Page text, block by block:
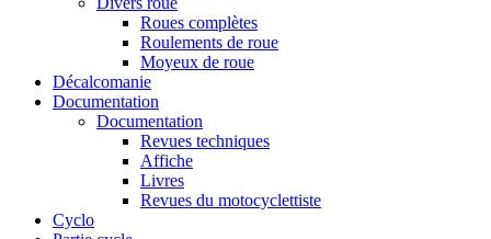
Roues complètes
Roulements de roue
Moyeux de roue
Décalcomanie
Documentation
Documentation
Revues techniques
Affiche
Livres
Revues du motocyclettiste
Cyclo